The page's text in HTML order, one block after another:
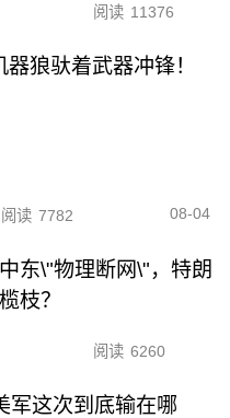
阅读 11376
狼驮着武器冲锋！
阅读 7782 08-04
东\"物理断网\"，特朗
枝？
阅读 6260
军这次到底输在哪